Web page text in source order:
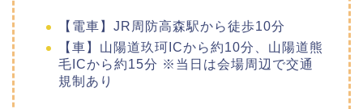
【電車】JR周防高森駅から徒歩10分
【車】山陽道玖珂ICから約10分、山陽道熊
毛ICから約15分 ※当日は会場周辺で交通
規制あり